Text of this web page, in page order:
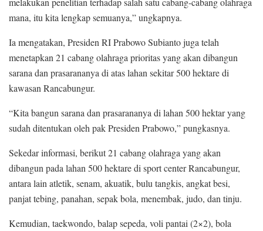
mana, itu kita lengkap semuanya,” ungkapnya.
Ia mengatakan, Presiden RI Prabowo Subianto juga telah
menetapkan 21 cabang olahraga prioritas yang akan dibangun
sarana dan prasarananya di atas lahan sekitar 500 hektare di
kawasan Rancabungur.
“Kita bangun sarana dan prasarananya di lahan 500 hektar yang
sudah ditentukan oleh pak Presiden Prabowo,” pungkasnya.
Sekedar informasi, berikut 21 cabang olahraga yang akan
dibangun pada lahan 500 hektare di sport center Rancabungur,
antara lain atletik, senam, akuatik, bulu tangkis, angkat besi,
panjat tebing, panahan, sepak bola, menembak, judo, dan tinju.
Kemudian, taekwondo, balap sepeda, voli pantai (2×2), bola